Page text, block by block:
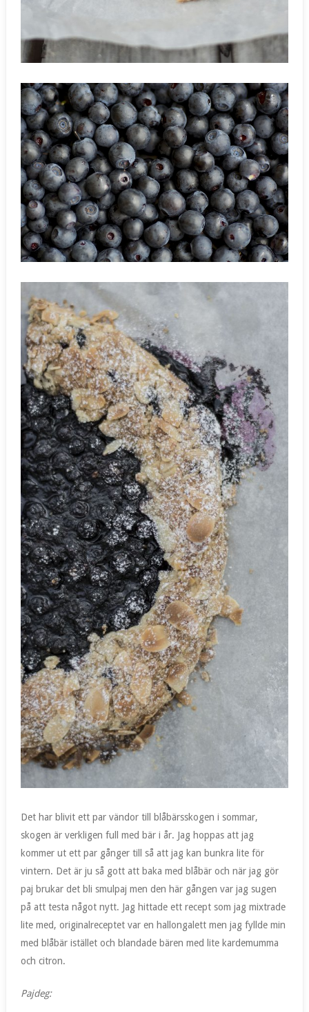
Det har blivit ett par vändor till blåbärsskogen i sommar,
skogen är verkligen full med bär i år. Jag hoppas att jag
kommer ut ett par gånger till så att jag kan bunkra lite för
vintern. Det är ju så gott att baka med blåbär och när jag gör
paj brukar det bli smulpaj men den här gången var jag sugen
på att testa något nytt. Jag hittade ett recept som jag mixtrade
lite med, originalreceptet var en hallongalett men jag fyllde min
med blåbär istället och blandade bären med lite kardemumma
och citron.
Pajdeg: